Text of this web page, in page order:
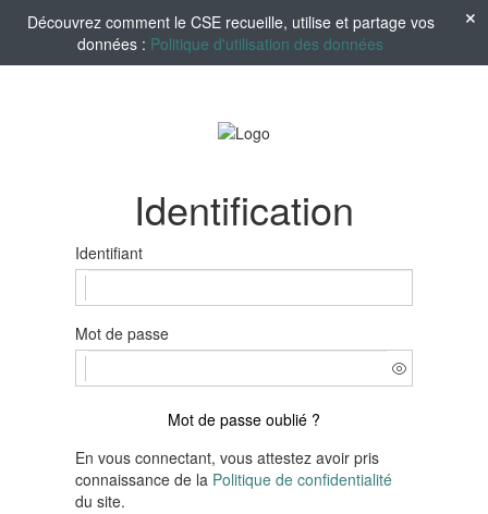
Découvrez comment le CSE recueille, utilise et partage vos
données : Politique d'utilisation des données
Identification
Identifiant
Mot de passe
Mot de passe oublié ?
En vous connectant, vous attestez avoir pris
connaissance de la Politique de confidentialité
du site.